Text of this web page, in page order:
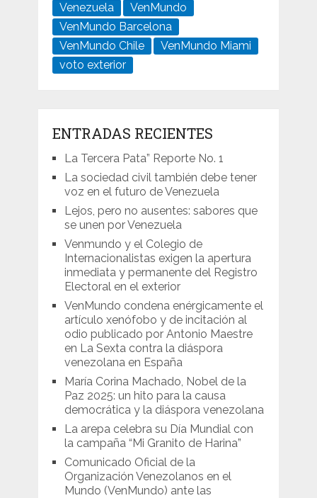
Venezuela
VenMundo
VenMundo Barcelona
VenMundo Chile
VenMundo Miami
voto exterior
ENTRADAS RECIENTES
La Tercera Pata” Reporte No. 1
La sociedad civil también debe tener
voz en el futuro de Venezuela
Lejos, pero no ausentes: sabores que
se unen por Venezuela
Venmundo y el Colegio de
Internacionalistas exigen la apertura
inmediata y permanente del Registro
Electoral en el exterior
VenMundo condena enérgicamente el
artículo xenófobo y de incitación al
odio publicado por Antonio Maestre
en La Sexta contra la diáspora
venezolana en España
María Corina Machado, Nobel de la
Paz 2025: un hito para la causa
democrática y la diáspora venezolana
La arepa celebra su Día Mundial con
la campaña “Mi Granito de Harina”
Comunicado Oficial de la
Organización Venezolanos en el
Mundo (VenMundo) ante las